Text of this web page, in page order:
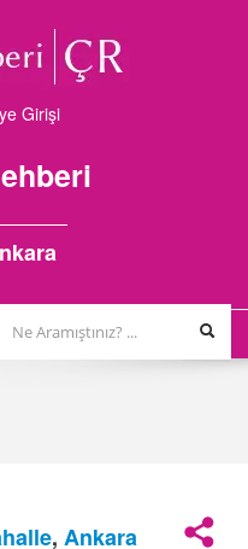
Girişi
, Ankara